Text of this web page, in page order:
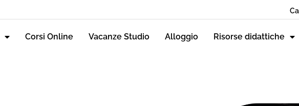
Corsi Online Vacanze Studio Alloggio Risorse didattiche